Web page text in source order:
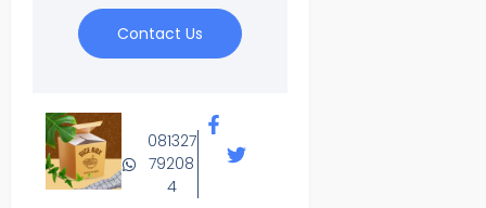
Contact Us
081327
79208
4